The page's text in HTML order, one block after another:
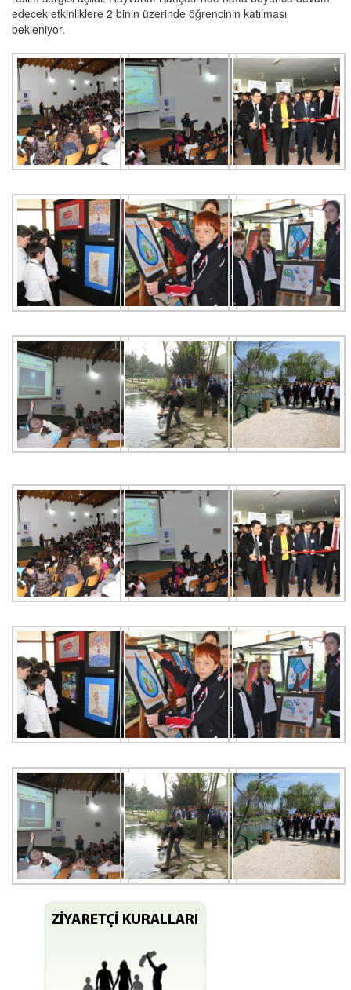
edecek etkinliklere 2 binin üzerinde öğrencinin katılması
bekleniyor.